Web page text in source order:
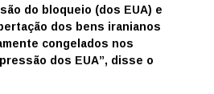
do bloqueio (dos EUA) e
dos bens iranianos
congelados nos
dos EUA”, disse o